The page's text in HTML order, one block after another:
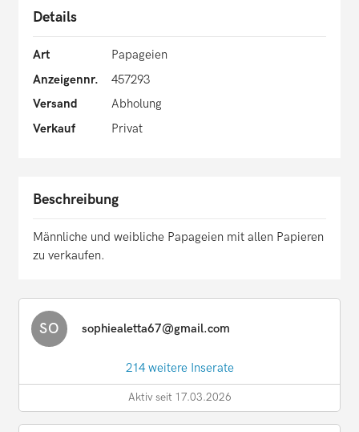
Details
Art
Papageien
Anzeigennr.
457293
Versand
Abholung
Verkauf
Privat
Beschreibung
Männliche und weibliche Papageien mit allen Papieren
zu verkaufen.
SO sophiealetta67@gmail.com
214 weitere Inserate
Aktiv seit 17.03.2026